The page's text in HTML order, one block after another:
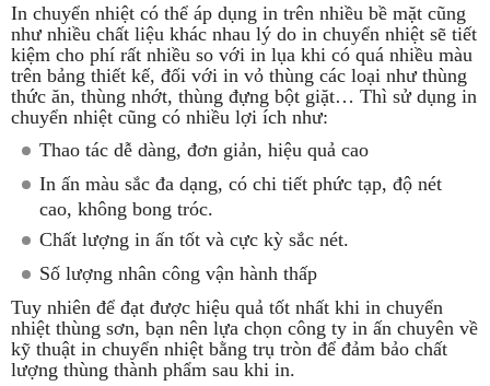
In chuyển nhiệt có thể áp dụng in trên nhiều bề mặt cũng
như nhiều chất liệu khác nhau lý do in chuyển nhiệt sẽ tiết
kiệm cho phí rất nhiều so với in lụa khi có quá nhiều màu
trên bảng thiết kế, đối với in vỏ thùng các loại như thùng
thức ăn, thùng nhớt, thùng đựng bột giặt… Thì sử dụng in
chuyển nhiệt cũng có nhiều lợi ích như:
Thao tác dễ dàng, đơn giản, hiệu quả cao
In ấn màu sắc đa dạng, có chi tiết phức tạp, độ nét
cao, không bong tróc.
Chất lượng in ấn tốt và cực kỳ sắc nét.
Số lượng nhân công vận hành thấp
Tuy nhiên để đạt được hiệu quả tốt nhất khi in chuyển
nhiệt thùng sơn, bạn nên lựa chọn công ty in ấn chuyên về
kỹ thuật in chuyển nhiệt bằng trụ tròn để đảm bảo chất
lượng thùng thành phẩm sau khi in.